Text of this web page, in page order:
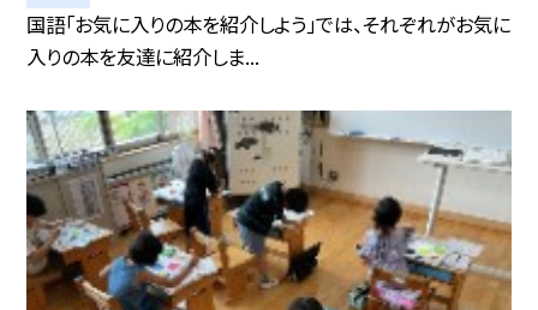
国語「お気に入りの本を紹介しよう」では、それぞれがお気に
入りの本を友達に紹介しま...